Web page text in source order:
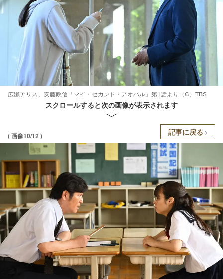
広瀬アリス、安藤政信「マイ・セカンド・アオハル」第1話より（C）TBS
スクロールすると次の画像が表示されます
( 画像10/12 ) 記事に戻る